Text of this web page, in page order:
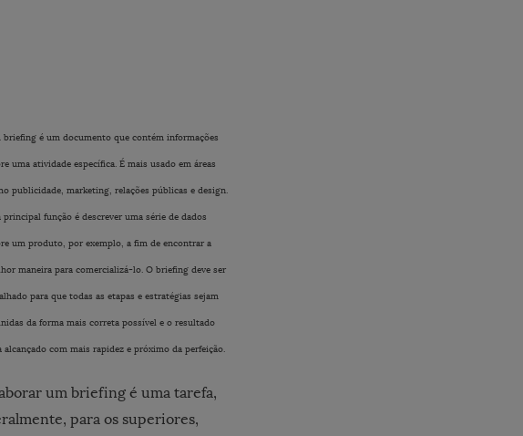
briefing é um documento que contém informações
uma atividade específica. É mais usado em áreas
publicidade, marketing, relações públicas e design.
principal função é descrever uma série de dados
um produto, por exemplo, a fim de encontrar a
maneira para comercializá-lo. O briefing deve ser
para que todas as etapas e estratégias sejam
da forma mais correta possível e o resultado
alcançado com mais rapidez e próximo da perfeição.
um briefing é uma tarefa,
para os superiores,